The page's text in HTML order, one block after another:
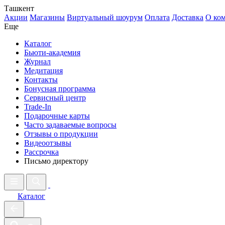
Ташкент
Акции Магазины Виртуальный шоурум Оплата Доставка О
Еще
Каталог
Бьюти-академия
Журнал
Медитация
Контакты
Бонусная программа
Сервисный центр
Trade-In
Подарочные карты
Часто задаваемые вопросы
Отзывы о продукции
Видеоотзывы
Рассрочка
Письмо директору
Каталог